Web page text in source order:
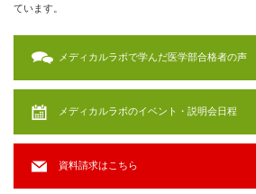
ています。
メディカルラボで学んだ医学部合格者の声
メディカルラボのイベント・説明会日程
資料請求はこちら